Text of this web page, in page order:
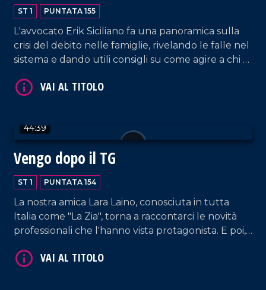
ST 1 PUNTATA 155
L'avvocato Erik Siciliano fa una panoramica sulla
crisi del debito nelle famiglie, rivelando le falle nel
sistema e dando utili consigli su come agire a chi è
44:39
Vengo dopo il TG
ST 1 PUNTATA 154
La nostra amica Lara Laino, conosciuta in tutta
Italia come "La Zia", torna a raccontarci le novità
professionali che l'hanno vista protagonista. E poi,
suo chitarrista Tani Lo Schiavo) racconta la sua
VAI AL TITOLO